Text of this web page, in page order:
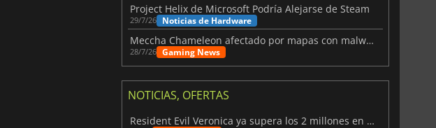
Project Helix de Microsoft Podría Alejarse de Steam
29/7/26 Noticias de Hardware
Meccha Chameleon afectado por mapas con malware y Discord
28/7/26 Gaming News
NOTICIAS, OFERTAS
Resident Evil Veronica ya supera los 2 millones en listas de deseados